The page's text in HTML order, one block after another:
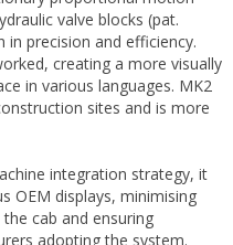
valve blocks (pat.
in precision and efficiency.
creating a more visually
in various languages. MK2
sites and is more
integration strategy, it
OEM displays, minimising
cab and ensuring
adopting the system.